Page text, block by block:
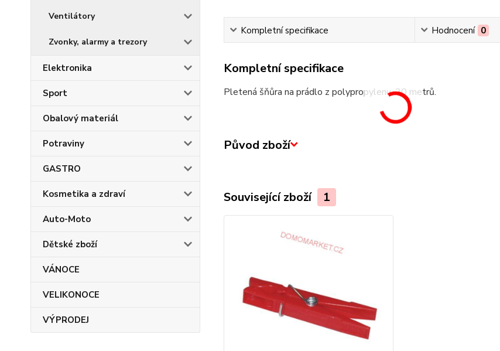
Ventilátory
Zvonky, alarmy a trezory
Elektronika
Sport
Obalový materiál
Potraviny
GASTRO
Kosmetika a zdraví
Auto-Moto
Dětské zboží
VÁNOCE
VELIKONOCE
VÝPRODEJ
Kompletní specifikace Hodnocení 0
Kompletní specifikace
Pletená šňůra na prádlo z polypropylenu, 20 metrů.
Původ zboží
Související zboží 1